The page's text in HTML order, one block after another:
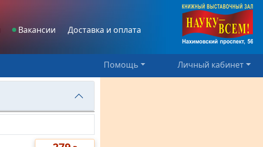
Вакансии
Доставка и оплата
Помощь Личный кабинет